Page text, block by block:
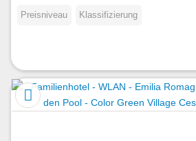
Preisniveau Klassifizierung